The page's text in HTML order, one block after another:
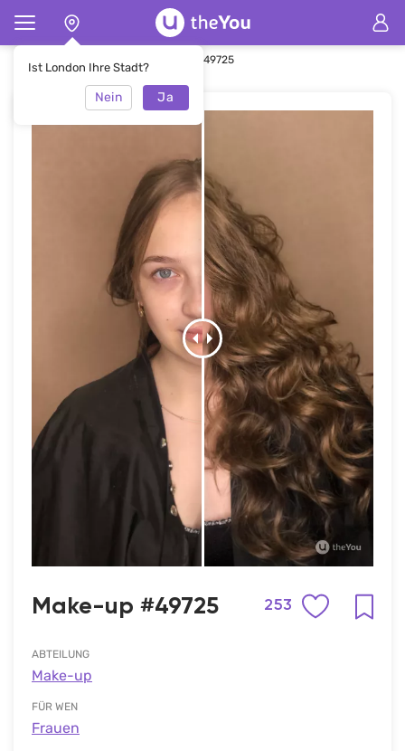
Ist London Ihre Stadt?
Nein Ja
Hauptseite Make-up Make-up #49725
Make-up #49725 253
ABTEILUNG
Make-up
FÜR WEN
Frauen